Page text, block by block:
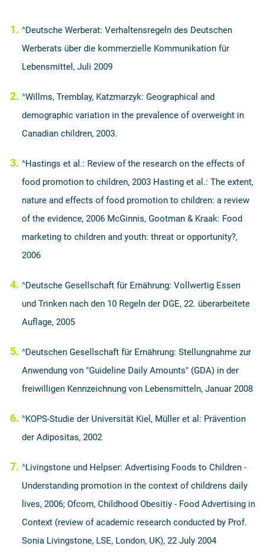
^Deutsche Werberat: Verhaltensregeln des Deutschen
Werberats über die kommerzielle Kommunikation für
Lebensmittel, Juli 2009
^Willms, Tremblay, Katzmarzyk: Geographical and
demographic variation in the prevalence of overweight in
Canadian children, 2003.
^Hastings et al.: Review of the research on the effects of
food promotion to children, 2003 Hasting et al.: The extent,
nature and effects of food promotion to children: a review
of the evidence, 2006 McGinnis, Gootman & Kraak: Food
marketing to children and youth: threat or opportunity?,
2006
^Deutsche Gesellschaft für Ernährung: Vollwertig Essen
und Trinken nach den 10 Regeln der DGE, 22. überarbeitete
Auflage, 2005
^Deutschen Gesellschaft für Ernährung: Stellungnahme zur
Anwendung von "Guideline Daily Amounts" (GDA) in der
freiwilligen Kennzeichnung von Lebensmitteln, Januar 2008
^KOPS-Studie der Universität Kiel, Müller et al: Prävention
der Adipositas, 2002
^Livingstone und Helpser: Advertising Foods to Children -
Understanding promotion in the context of childrens daily
lives, 2006; Ofcom, Childhood Obesitiy - Food Advertising in
Context (review of academic research conducted by Prof.
Sonia Livingstone, LSE, London, UK), 22 July 2004